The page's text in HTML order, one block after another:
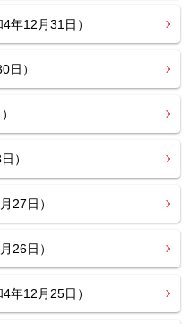
年12月31日）
日）
）
27日）
26日）
年12月25日）